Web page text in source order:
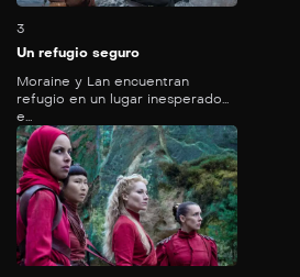
3
Un refugio seguro
Moraine y Lan encuentran
refugio en un lugar inesperado…
e...